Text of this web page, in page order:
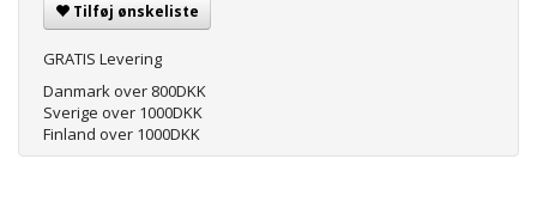
Tilføj ønskeliste
GRATIS Levering
Danmark over 800DKK
Sverige over 1000DKK
Finland over 1000DKK